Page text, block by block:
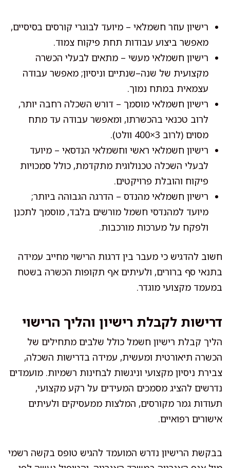
רישיון עוזר חשמלאי – מיועד לבוגרי קורסים בסיסיים,
מאפשר ביצוע עבודות תחת פיקוח צמוד.
רישיון חשמלאי מעשי – מתאים לבעלי הכשרה
מקצועית של שנה–שנתיים וניסיון; מאפשר עבודה
עצמאית במתח נמוך.
רישיון חשמלאי מוסמך – דורש השכלה רחבה יותר,
לרוב טכנאי בהכשרתו, ומאפשר עבודה עד מתח
מסוים (לרוב 3×400 וולט).
רישיון חשמלאי ראשי וחשמלאי הנדסאי – מיועד
לבעלי השכלה טכנולוגית מתקדמת, כולל סמכויות
פיקוח והובלת פרויקטים.
רישיון חשמלאי מהנדס – הדרגה הגבוהה ביותר;
מיועד למהנדסי חשמל מורשים בלבד, מוסמך לתכנן
ולפקח על מערכות מורכבות.
חשוב להדגיש כי מעבר בין דרגות הרישוי מחייב עמידה
בתנאי סף ברורים, ולעיתים אף תקופות הכשרה בשטח
במעמד מקצועי מוגדר.
דרישות לקבלת רישיון והליך הרישוי
הליך קבלת רישיון חשמל כולל שלבים מתחילים של
הכשרה תיאורטית ומעשית, עמידה בדרישות השכלה,
צבירת ניסיון מקצועי וניגשות לבחינות רשמיות. מועמדים
נדרשים להציג מסמכים המעידים על רקע מקצועי,
תעודות גמר מקורסים, המלצות ממעסיקים ולעיתים
אישורים רפואיים.
בבקשת הרישיון נדרש המועמד להגיש טופס בקשה רשמי